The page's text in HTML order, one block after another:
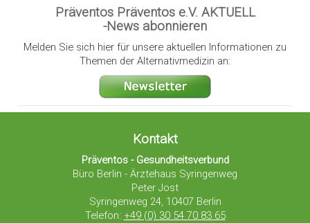
Präventos Präventos e.V. AKTUELL
-News abonnieren
Melden Sie sich hier für unsere aktuellen Informationen zu
Themen der Alternativmedizin an:
Kontakt
Präventos - Gesundheitsverbund
Büro Berlin - Ärztehaus Syringenweg
Peter Jost
Syringenweg 24, 10407 Berlin
Telefon: +49 (0) 30 54 70 83 65